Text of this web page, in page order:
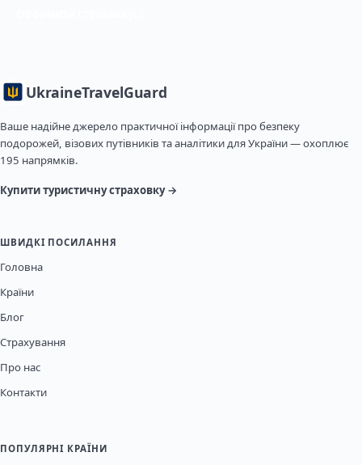
UkraineTravelGuard
Ваше надійне джерело практичної інформації про безпеку
подорожей, візових путівників та аналітики для України — охоплює
195 напрямків.
Купити туристичну страховку →
ШВИДКІ ПОСИЛАННЯ
Головна
Країни
Блог
Страхування
Про нас
Контакти
ПОПУЛЯРНІ КРАЇНИ